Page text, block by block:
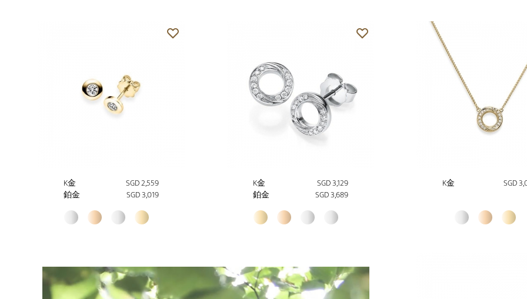
K金
SGD 2,559
鉑金
SGD 3,019
K金
SGD 3,129
鉑金
SGD 3,689
K金 SGD